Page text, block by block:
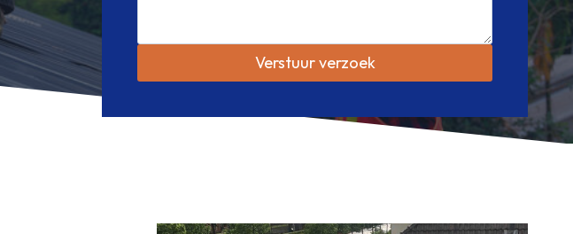
Verstuur verzoek